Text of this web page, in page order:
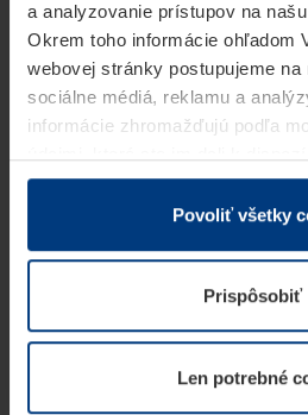
a analyzovanie prístupov na
Okrem toho informácie ohľadom
webovej stránky postupujeme na
sociálne médiá, reklamu a
informácie zhromažďujú podľa
v rámci Vášho využívania
Z právneho hľadiska môžeme
prevádzku tejto stránky. Pre
potrebujeme Vaše povolenie.
kedykoľvek zmeniť alebo
našej webovej stránky.
Povoliť všetky
Prispôsobiť
Len potrebné